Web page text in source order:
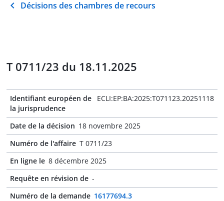
Décisions des chambres de recours
T 0711/23 du 18.11.2025
Identifiant européen de
la jurisprudence
ECLI:EP:BA:2025:T071123.20251118
Date de la décision 18 novembre 2025
Numéro de l'affaire T 0711/23
En ligne le 8 décembre 2025
Requête en révision de -
Numéro de la demande 16177694.3